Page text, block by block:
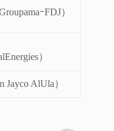
ｰFDJ）
）
Jayco AlUla）